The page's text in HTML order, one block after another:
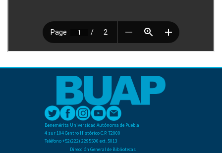
Benemérita Universidad Autónoma de Puebla
4 sur 104 Centro Histórico C.P. 72000
Teléfono +52(222) 2295500 ext. 5013
Dirección General de Bibliotecas